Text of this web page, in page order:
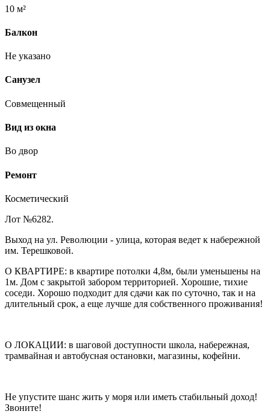
10 м²
Балкон
Не указано
Санузел
Совмещенный
Вид из окна
Во двор
Ремонт
Косметический
Лот №6282.
Выход на ул. Революции - улица, которая ведет к набережной
им. Терешковой.
О КВАРТИРЕ: в квартире потолки 4,8м, были уменьшены на
1м. Дом с закрытой забором территорией. Хорошие, тихие
соседи. Хорошо подходит для сдачи как по суточно, так и на
длительный срок, а еще лучше для собственного проживания!
О ЛОКАЦИИ: в шаговой доступности школа, набережная,
трамвайная и автобусная остановки, магазины, кофейни.
Не упустите шанс жить у моря или иметь стабильный доход!
Звоните!